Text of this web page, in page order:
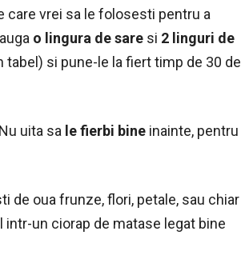
care vrei sa le folosesti pentru a
o lingura de sare si 2 linguri de
si pune-le la fiert timp de 30 de
uita sa le fierbi bine inainte, pentru
de oua frunze, flori, petale, sau chiar
un ciorap de matase legat bine